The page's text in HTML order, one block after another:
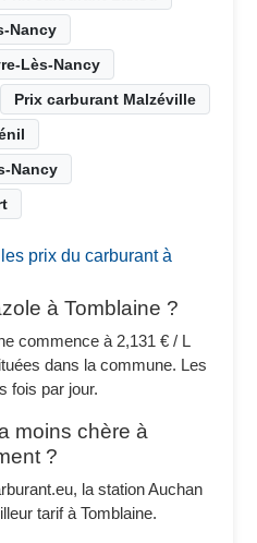
Nancy
Lès-Nancy
Prix carburant Malzéville
Nancy
prix du carburant à
à Tomblaine ?
commence à 2,131 € / L
dans la commune. Les
fois par jour.
moins chère à
?
la station Auchan
tarif à Tomblaine.